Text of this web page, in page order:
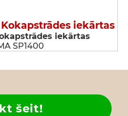
iekārtas
iekārtas
SP1400
šeit!